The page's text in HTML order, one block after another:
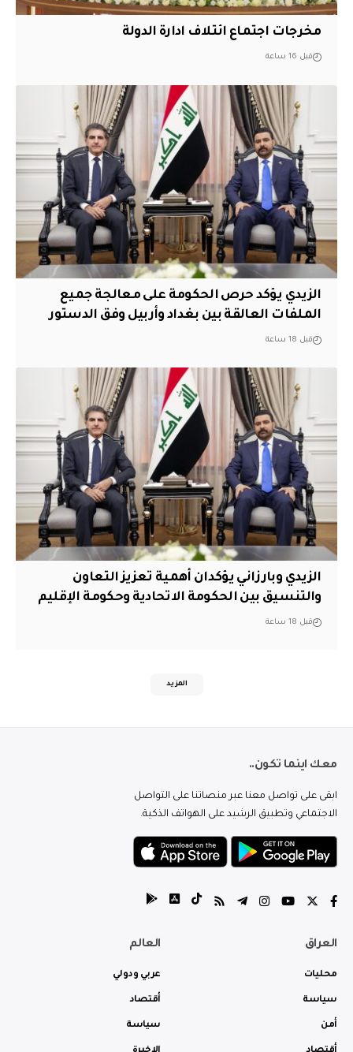
مخرجات اجتماع ائتلاف ادارة الدولة
قبل 16 ساعة
الزيدي يؤكد حرص الحكومة على معالجة جميع
الملفات العالقة بين بغداد وأربيل وفق الدستور
قبل 18 ساعة
الزيدي وبارزاني يؤكدان أهمية تعزيز التعاون
والتنسيق بين الحكومة الاتحادية وحكومة الإقليم
قبل 18 ساعة
المزيد
معك اينما تكون..
ابقى على تواصل معنا عبر منصاتنا على التواصل
الاجتماعي وتطبيق الرشيد على الهواتف الذكية.
العراق
محليات
سياسة
أمن
العالم
عربي ودولي
أقتصاد
سياسة